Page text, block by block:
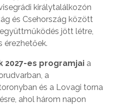
királytalálkozón
és Csehország között
jött létre,
érezhetőek.
2027-es programjai a
a
és a Lovagi torna
ahol három napon